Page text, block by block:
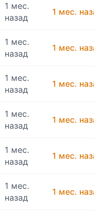
1 мес.
назад
1 мес.
1 мес.
назад
1 мес.
1 мес.
назад
1 мес.
1 мес.
назад
1 мес.
1 мес.
назад
1 мес.
1 мес.
назад
1 мес.